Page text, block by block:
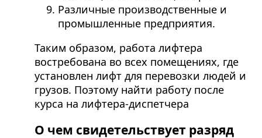
Различные производственные и
промышленные предприятия.
Таким образом, работа лифтера
востребована во всех помещениях, где
установлен лифт для перевозки людей и
грузов. Поэтому найти работу после
курса на лифтера-диспетчера
О чем свидетельствует разряд